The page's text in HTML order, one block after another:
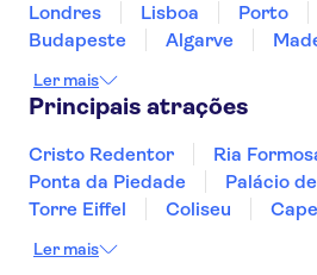
Londres
Lisboa Porto
Budapeste
Algarve
Sintra
Lagos Vigo
Ler mais
Principais atrações
Cristo Redentor
Ria
Ponta da Piedade
Palácio
Torre Eiffel
Coliseu
Parque Güell
Ler mais